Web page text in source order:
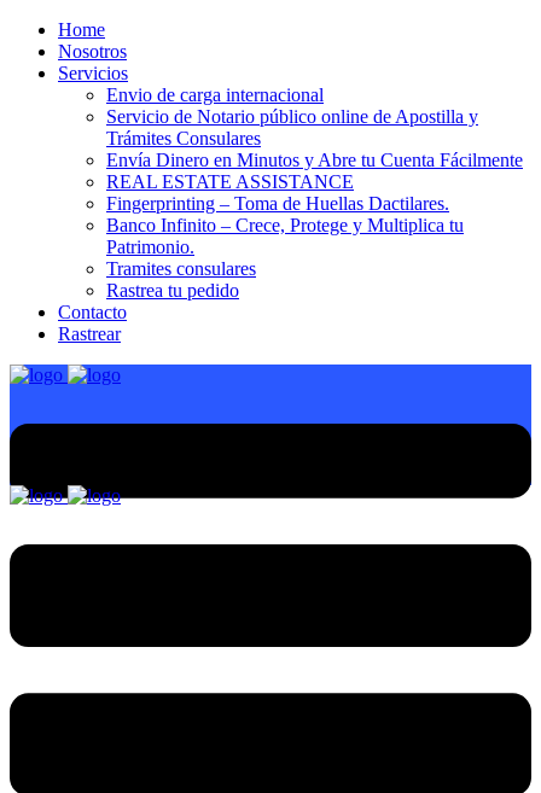
Home
Nosotros
Servicios
Envio de carga internacional
Servicio de Notario público online de Apostilla y
Trámites Consulares
Envía Dinero en Minutos y Abre tu Cuenta Fácilmente
REAL ESTATE ASSISTANCE
Fingerprinting – Toma de Huellas Dactilares.
Banco Infinito – Crece, Protege y Multiplica tu
Patrimonio.
Tramites consulares
Rastrea tu pedido
Contacto
Rastrear